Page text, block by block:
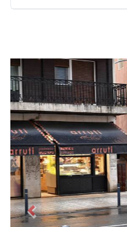
Previous